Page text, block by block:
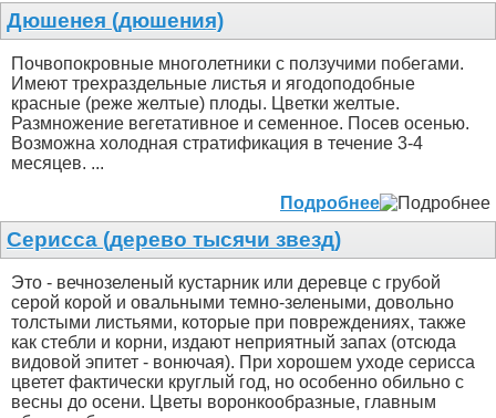
Дюшенея (дюшения)
Почвопокровные многолетники с ползучими побегами.
Имеют трехраздельные листья и ягодоподобные
красные (реже желтые) плоды. Цветки желтые.
Размножение вегетативное и семенное. Посев осенью.
Возможна холодная стратификация в течение 3-4
месяцев. ...
Подробнее
Серисса (дерево тысячи звезд)
Это - вечнозеленый кустарник или деревце с грубой
серой корой и овальными темно-зелеными, довольно
толстыми листьями, которые при повреждениях, также
как стебли и корни, издают неприятный запах (отсюда
видовой эпитет - вонючая). При хорошем уходе серисса
цветет фактически круглый год, но особенно обильно с
весны до осени. Цветы воронкообразные, главным